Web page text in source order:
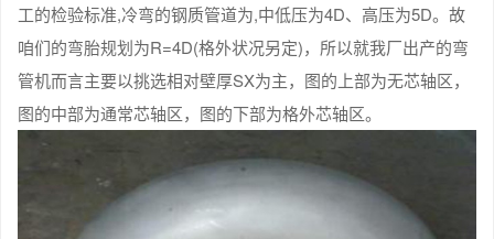
工的检验标准,冷弯的钢质管道为,中低压为4D、高压为5D。故
咱们的弯胎规划为R=4D(格外状况另定)，所以就我厂出产的弯
管机而言主要以挑选相对壁厚SX为主，图的上部为无芯轴区，
图的中部为通常芯轴区，图的下部为格外芯轴区。